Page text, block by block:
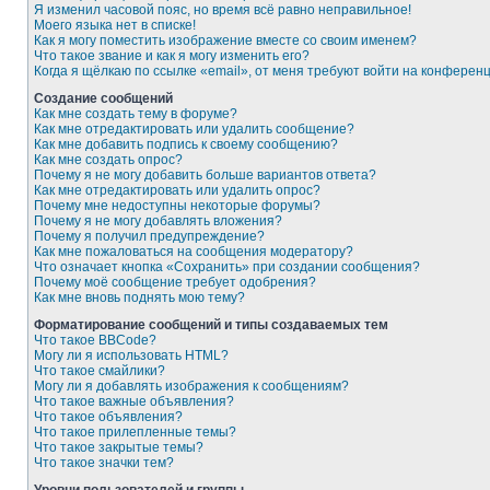
Я изменил часовой пояс, но время всё равно неправильное!
Моего языка нет в списке!
Как я могу поместить изображение вместе со своим именем?
Что такое звание и как я могу изменить его?
Когда я щёлкаю по ссылке «email», от меня требуют войти на
Создание сообщений
Как мне создать тему в форуме?
Как мне отредактировать или удалить сообщение?
Как мне добавить подпись к своему сообщению?
Как мне создать опрос?
Почему я не могу добавить больше вариантов ответа?
Как мне отредактировать или удалить опрос?
Почему мне недоступны некоторые форумы?
Почему я не могу добавлять вложения?
Почему я получил предупреждение?
Как мне пожаловаться на сообщения модератору?
Что означает кнопка «Сохранить» при создании сообщения?
Почему моё сообщение требует одобрения?
Как мне вновь поднять мою тему?
Форматирование сообщений и типы создаваемых тем
Что такое BBCode?
Могу ли я использовать HTML?
Что такое смайлики?
Могу ли я добавлять изображения к сообщениям?
Что такое важные объявления?
Что такое объявления?
Что такое прилепленные темы?
Что такое закрытые темы?
Что такое значки тем?